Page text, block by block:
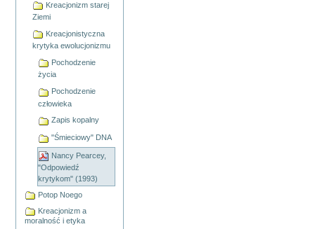
Kreacjonizm starej
Ziemi
Kreacjonistyczna
krytyka ewolucjonizmu
Pochodzenie
życia
Pochodzenie
człowieka
Zapis kopalny
"Śmieciowy" DNA
Nancy Pearcey,
"Odpowiedź
krytykom" (1993)
Potop Noego
Kreacjonizm a
moralność i etyka